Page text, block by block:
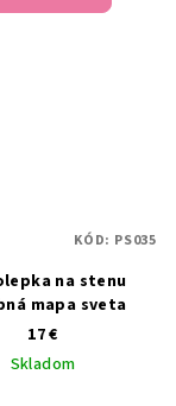
na stenu
mapa sveta
17 €
Skladom
KÓD: PS035